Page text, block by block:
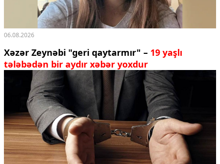
06.08.2026
Xəzər Zeynəbi "geri qaytarmır" – 19 yaşlı
tələbədən bir aydır xəbər yoxdur